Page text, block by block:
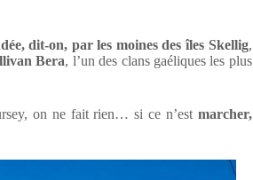
dit-on, par les moines des îles Skellig,
Bera, l’un des clans gaéliques les plus
on ne fait rien… si ce n’est marcher,